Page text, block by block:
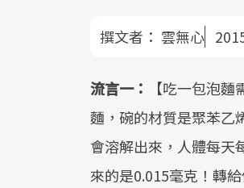
撰文者： 雲無心
流言一：
【吃一包泡
麵，碗的材質是聚苯乙
會溶解出來，人體每天
來的是0.015毫克！轉